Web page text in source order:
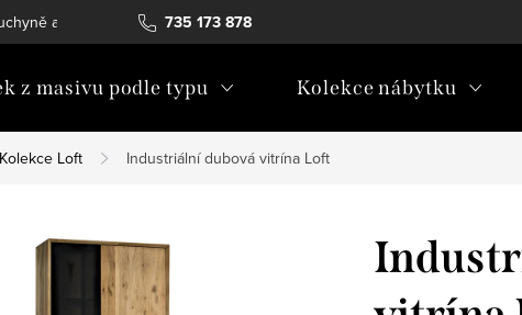
735 173 878
a vestavný nábytek Katalogy ke stažení
z masivu podle typu Kolekce nábytku
Kolekce Loft Industriální dubová vitrína Loft